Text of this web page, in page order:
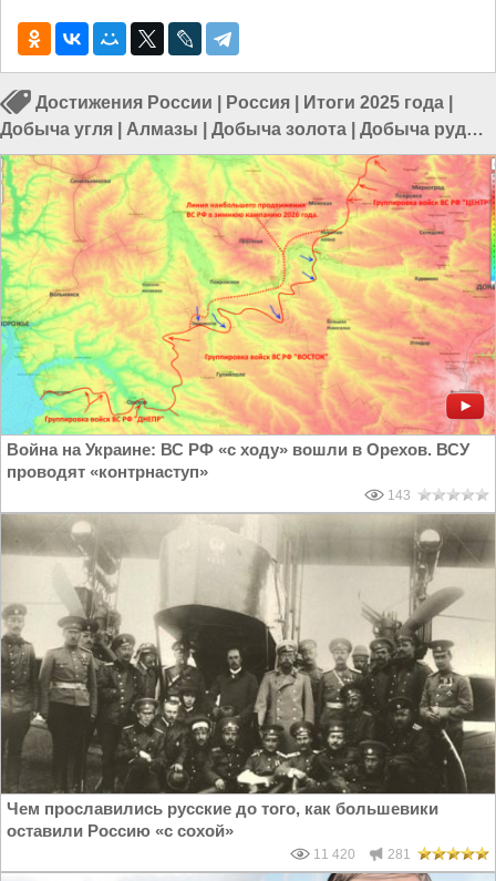
Достижения России Россия Итоги 2025 года
Добыча угля
Алмазы Добыча золота Добыча руды|
Добыча золота в России
Война на Украине: ВС РФ «с ходу» вошли в Орехов. ВСУ
проводят «контрнаступ»
143
Чем прославились русские до того, как большевики
оставили Россию «с сохой»
11 420 281